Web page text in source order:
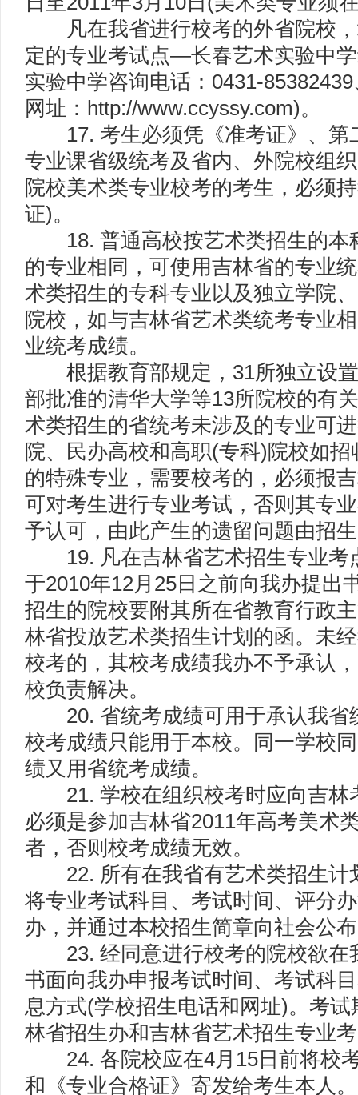
凡在我省进行校考的外省院校，
定的专业考试点—长春艺术实验中
实验中学咨询电话：0431-
网址：http://www.ccyssy.com)。
17. 考生必须凭《准考证》、第
专业课省级统考及省内、外院校组
院校美术类专业校考的考生，必须
证)。
18. 普通高校按艺术类招生的本
的专业相同，可使用吉林省的专业
术类招生的专科专业以及独立学院
院校，如与吉林省艺术类统考专业
业统考成绩。
根据教育部规定，31所独立设置
部批准的清华大学等13所院校的有
术类招生的省统考未涉及的专业可
院、民办高校和高职(专科)院校如
的特殊专业，需要校考的，必须报
可对考生进行专业考试，否则其专
予认可，由此产生的遗留问题由招
19. 凡在吉林省艺术招生专业考
于2010年12月25日之前向我办提出
招生的院校要附其所在省教育行政
林省投放艺术类招生计划的函。未
校考的，其校考成绩我办不予承认
校负责解决。
20. 省统考成绩可用于承认我省
校考成绩只能用于本校。同一学校
绩又用省统考成绩。
21. 学校在组织校考时应向吉林
必须是参加吉林省2011年高考美术
者，否则校考成绩无效。
22. 所有在我省有艺术类招生计
将专业考试科目、考试时间、评分
办，并通过本校招生简章向社会公
23. 经同意进行校考的院校欲在
书面向我办申报考试时间、考试科
息方式(学校招生电话和网址)。考
林省招生办和吉林省艺术招生专业
24. 各院校应在4月15日前将校
和《专业合格证》寄发给考生本人。